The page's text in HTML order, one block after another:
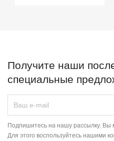
Получите наши
специальные
Подпишитесь на нашу рассылку. Вы
Для этого воспользуйтесь нашими